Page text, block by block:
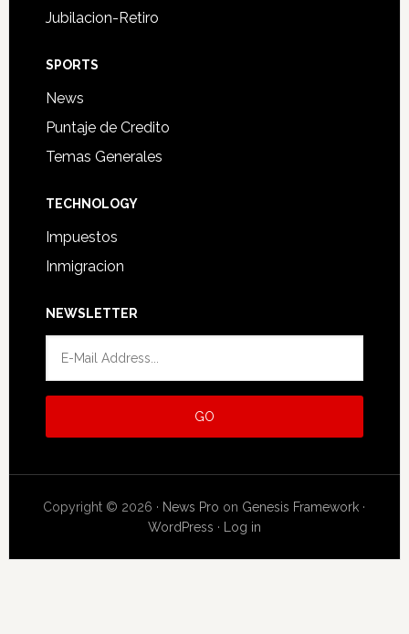
Jubilacion-Retiro
SPORTS
News
Puntaje de Credito
Temas Generales
TECHNOLOGY
Impuestos
Inmigracion
NEWSLETTER
Copyright © 2026 · News Pro on Genesis Framework ·
WordPress · Log in